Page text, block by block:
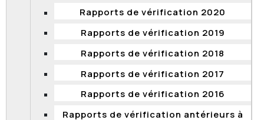
Rapports de vérification 2020
Rapports de vérification 2019
Rapports de vérification 2018
Rapports de vérification 2017
Rapports de vérification 2016
Rapports de vérification antérieurs à
Rapport de vérification sur la gestion
des stages probatoires du personnel
d’encadrement dans la fonction